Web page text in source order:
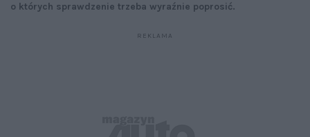
o których sprawdzenie trzeba wyraźnie poprosić.